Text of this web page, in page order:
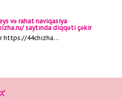
və rahat naviqasiya
saytında diqqəti çəkir
https://44chizha…